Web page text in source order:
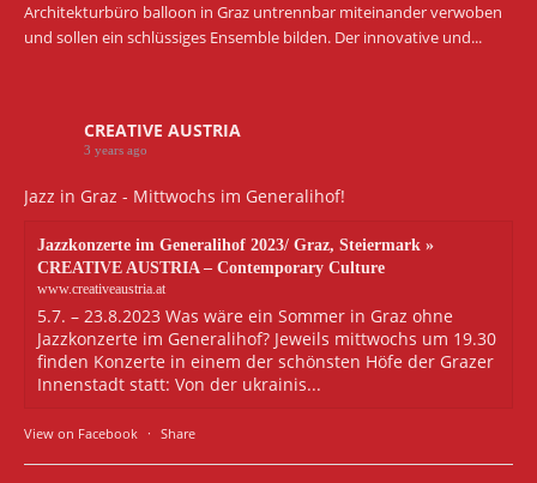
Architekturbüro balloon in Graz untrennbar miteinander verwoben
und sollen ein schlüssiges Ensemble bilden. Der innovative und...
CREATIVE AUSTRIA
3 years ago
Jazz in Graz - Mittwochs im Generalihof!
Jazzkonzerte im Generalihof 2023/ Graz, Steiermark »
CREATIVE AUSTRIA – Contemporary Culture
www.creativeaustria.at
5.7. – 23.8.2023 Was wäre ein Sommer in Graz ohne
Jazzkonzerte im Generalihof? Jeweils mittwochs um 19.30
finden Konzerte in einem der schönsten Höfe der Grazer
Innenstadt statt: Von der ukrainis...
View on Facebook · Share